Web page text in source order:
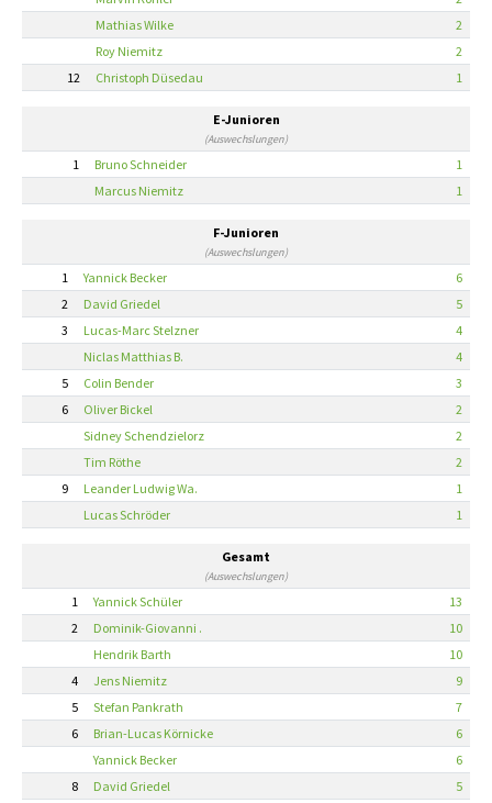
Mathias Wilke
2
Roy Niemitz
2
12
Christoph Düsedau 1
E-Junioren
(Auswechslungen)
1 Bruno Schneider
1
Marcus Niemitz
1
F-Junioren
(Auswechslungen)
1 Yannick Becker
6
2
David Griedel
5
3
Lucas-Marc Stelzner
4
Niclas Matthias B.
4
5
Colin Bender
3
6
Oliver Bickel
2
Sidney Schendzielorz
2
Tim Röthe
2
9
Leander Ludwig Wa.
1
Lucas Schröder
1
Gesamt
(Auswechslungen)
1 Yannick Schüler
13
2
Dominik-Giovanni .
10
Hendrik Barth
10
4
Jens Niemitz
9
5
Stefan Pankrath
7
6
Brian-Lucas Körnicke
6
Yannick Becker
6
8
David Griedel
5